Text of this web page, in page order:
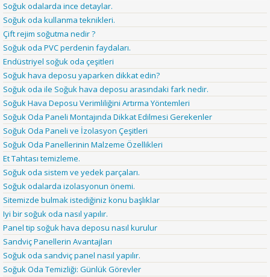
Soğuk odalarda ince detaylar.
Soğuk oda kullanma teknikleri.
Çift rejim soğutma nedir ?
Soğuk oda PVC perdenin faydaları.
Endüstriyel soğuk oda çeşitleri
Soğuk hava deposu yaparken dikkat edin?
Soğuk oda ile Soğuk hava deposu arasındaki fark nedir.
Soğuk Hava Deposu Verimliliğini Artırma Yöntemleri
Soğuk Oda Paneli Montajında Dikkat Edilmesi Gerekenler
Soğuk Oda Paneli ve İzolasyon Çeşitleri
Soğuk Oda Panellerinin Malzeme Özellikleri
Et Tahtası temizleme.
Soğuk oda sistem ve yedek parçaları.
Soğuk odalarda izolasyonun önemi.
Sitemizde bulmak istediğiniz konu başlıklar
Iyi bir soğuk oda nasıl yapılır.
Panel tip soğuk hava deposu nasıl kurulur
Sandviç Panellerin Avantajları
Soğuk oda sandviç panel nasıl yapılır.
Soğuk Oda Temizliği: Günlük Görevler